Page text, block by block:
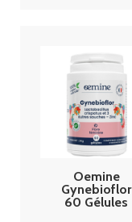
Oemine
Gynebioflor
60 Gélules